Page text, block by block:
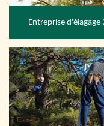
Entreprise d'élagage